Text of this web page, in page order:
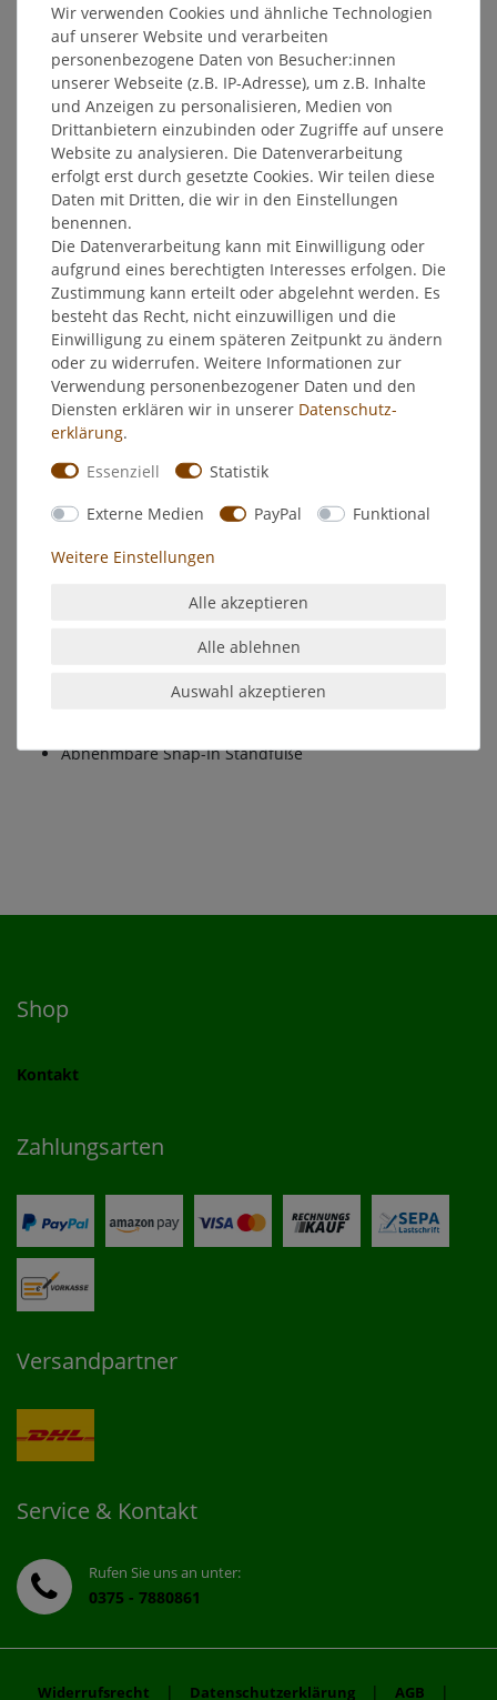
Beschreibung
Weitere Details
EU-Verantwortlicher
Hersteller
Broil King Porta-Chef 320
6 kW Hauptbrennerleistung
3 Edelstahl Tube Brenner
Flav-R-Cast™ matt-emaillierte Gussroste
Flav-R-Wave™-Grillsystem aus Edelstahl für intensiveren
2.774 cm² Gesamtgrillfläche
Sure-Lite™ Elektronikzündung
Temperaturkontrolle
Ofen aus Aluminium-Druckguss
Abnehmbare Snap-In Standfüße
Shop
Kontakt
Zahlungsarten
Versandpartner
Service & Kontakt
Rufen Sie uns an unter:
0375 - 7880861
Widerrufsrecht | Datenschutzerklärung | AGB |
Wir verwenden Cookies und ähnliche Technologien
auf unserer Website und verarbeiten
personenbezogene Daten von Besucher:innen
unserer Webseite (z.B. IP-Adresse), um z.B. Inhalte
und Anzeigen zu personalisieren, Medien von
Drittanbietern einzubinden oder Zugriffe auf unsere
Website zu analysieren. Die Datenverarbeitung
erfolgt erst durch gesetzte Cookies. Wir teilen diese
Daten mit Dritten, die wir in den Einstellungen
benennen.
Die Datenverarbeitung kann mit Einwilligung oder
aufgrund eines berechtigten Interesses erfolgen. Die
Zustimmung kann erteilt oder abgelehnt werden. Es
besteht das Recht, nicht einzuwilligen und die
Einwilligung zu einem späteren Zeitpunkt zu ändern
oder zu widerrufen. Weitere Informationen zur
Verwendung personenbezogener Daten und den
Diensten erklären wir in unserer Daten­schutz­
erklärung.
Essenziell
Statistik
Externe Medien PayPal Funktional
Weitere Einstellungen
Alle akzeptieren
Alle ablehnen
Auswahl akzeptieren